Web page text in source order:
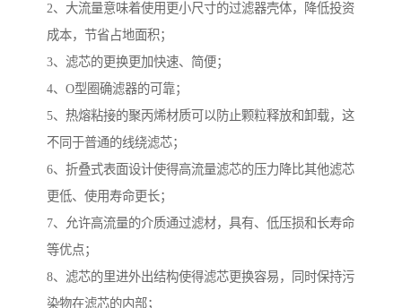
2、大流量意味着使用更小尺寸的过滤器壳体，降低投资
成本，节省占地面积；
3、滤芯的更换更加快速、简便；
4、O型圈确滤器的可靠；
5、热熔粘接的聚丙烯材质可以防止颗粒释放和卸载，这
不同于普通的线绕滤芯；
6、折叠式表面设计使得高流量滤芯的压力降比其他滤芯
更低、使用寿命更长；
7、允许高流量的介质通过滤材，具有、低压损和长寿命
等优点；
8、滤芯的里进外出结构使得滤芯更换容易，同时保持污
染物在滤芯的内部；